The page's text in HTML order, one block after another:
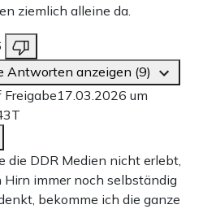
ziemlich alleine da.
Antworten anzeigen (9)
Freigabe17.03.2026 um
die DDR Medien nicht erlebt,
Hirn immer noch selbständig
bekomme ich die ganze